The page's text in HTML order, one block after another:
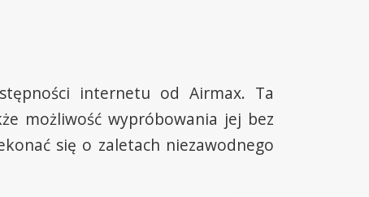
internetu od Airmax. Ta
możliwość wypróbowania jej bez
się o zaletach niezawodnego